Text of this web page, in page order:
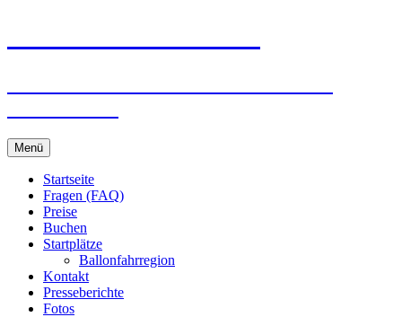
Menü Zum
Inhalt
springen
Startseite
Fragen (FAQ)
Preise
Buchen
Startplätze
Ballonfahrregion
Kontakt
Presseberichte
Fotos